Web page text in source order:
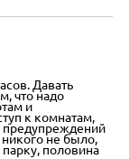
Давать
что надо
и
к комнатам,
предупреждений
никого не было,
половина